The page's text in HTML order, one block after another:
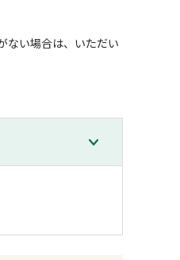
ない場合は、いただい